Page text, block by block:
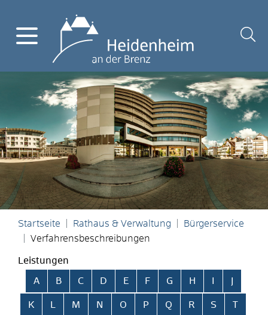
Startseite Rathaus & Verwaltung
Bürgerservice
Verfahrensbeschreibungen
Leistungen
Alphabetisches Register überspringen
A B C D E F G H
K L M N O P Q R S T